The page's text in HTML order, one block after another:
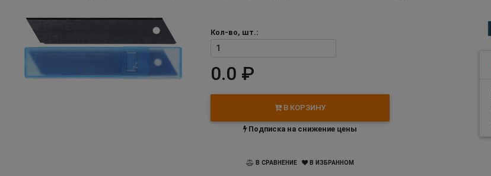
Кол-во, шт.:
0.0 ₽
В КОРЗИНУ
Подписка на снижение цены
В СРАВНЕНИЕ В ИЗБРАННОМ